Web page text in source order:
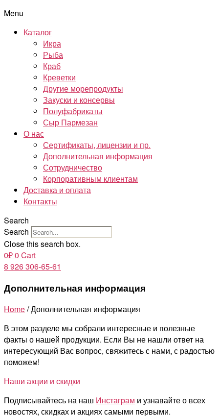
Menu
Каталог
Икра
Рыба
Краб
Креветки
Другие морепродукты
Закуски и консервы
Полуфабрикаты
Сыр Пармезан
О нас
Сертификаты, лицензии и пр.
Дополнительная информация
Сотрудничество
Корпоративным клиентам
Доставка и оплата
Контакты
Search
Search
Close this search box.
0₽0 Cart
8 926 306-65-61
Дополнительная информация
Home/ Дополнительная информация
В этом разделе мы собрали интересные и полезные
факты о нашей продукции. Если Вы не нашли ответ на
интересующий Вас вопрос, свяжитесь с нами, с радостью
поможем!
Наши акции и скидки
Подписывайтесь на наш Инстаграм и узнавайте о всех
новостях, скидках и акциях самыми первыми.